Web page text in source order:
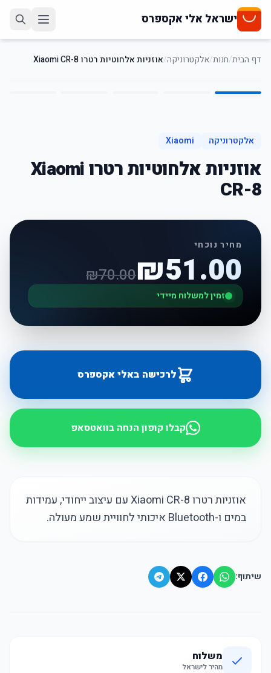
ישראל אלי אקספרס
דף הבית/חנות/אלקטרוניקה/אוזניות אלחוטיות רטרו Xiaomi CR-8
1
/
5
אלקטרוניקה Xiaomi
אוזניות אלחוטיות רטרו Xiaomi
CR-8
מחיר נוכחי
₪51.00
₪70.00
זמין למשלוח מיידי
לרכישה באלי אקספרס
קבלו קופון הנחה בוואטסאפ
אוזניות רטרו Xiaomi CR-8 עם עיצוב ייחודי, עמידות
במים ו-Bluetooth איכותי לחוויית שמע מעולה.
שיתוף:
משלוח
מהיר לישראל